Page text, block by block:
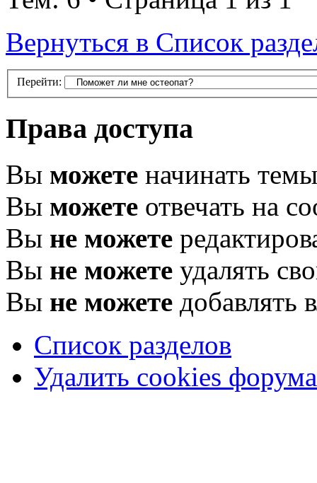
Вернуться в Список
Перейти:
Права доступа
Вы можете начинать темы
Вы можете отвечать на
Вы не можете
Вы не можете удалять
Вы не можете добавлять
Список разделов
Удалить cookies форума